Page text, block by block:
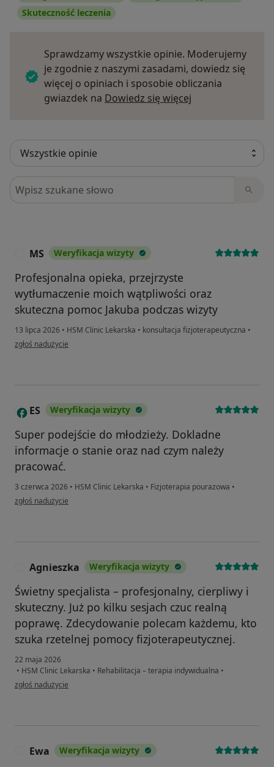
Skuteczność leczenia
Sprawdzamy wszystkie opinie. Moderujemy
je zgodnie z naszymi zasadami, dowiedz się
więcej o opiniach i sposobie obliczania
gwiazdek na Dowiedz się więcej
Szukaj w opiniach
MS Weryfikacja wizyty
Profesjonalna opieka, przejrzyste
wytłumaczenie moich wątpliwości oraz
skuteczna pomoc Jakuba podczas wizyty
13 lipca 2026 • HSM Clinic Lekarska • konsultacja fizjoterapeutyczna •
w opinii użytkownika MS
zgłoś nadużycie
E ES Weryfikacja wizyty
Super podejście do młodzieży. Dokladne
informacje o stanie oraz nad czym należy
pracować.
3 czerwca 2026 • HSM Clinic Lekarska • Fizjoterapia pourazowa •
w opinii użytkownika ES
zgłoś nadużycie
Agnieszka Weryfikacja wizyty
Świetny specjalista – profesjonalny, cierpliwy i
skuteczny. Już po kilku sesjach czuc realną
poprawę. Zdecydowanie polecam każdemu, kto
szuka rzetelnej pomocy fizjoterapeutycznej.
22 maja 2026
• HSM Clinic Lekarska • Rehabilitacja – terapia indywidualna •
w opinii użytkownika Agnieszka
zgłoś nadużycie
Ewa Weryfikacja wizyty